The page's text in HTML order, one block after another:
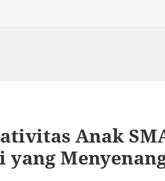
Anak
yang